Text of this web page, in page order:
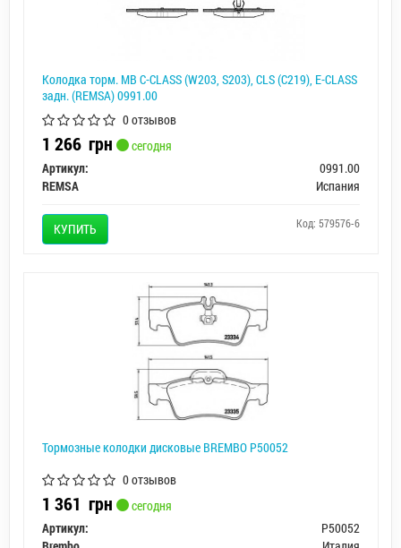
Колодка торм. MB C-CLASS (W203, S203), CLS (C219), E-CLASS
задн. (REMSA) 0991.00
0 отзывов
1 266 грн
сегодня
Артикул:
0991.00
REMSA
Испания
КУПИТЬ Код: 579576-6
Тормозные колодки дисковые BREMBO P50052
0 отзывов
1 361 грн
сегодня
Артикул:
P50052